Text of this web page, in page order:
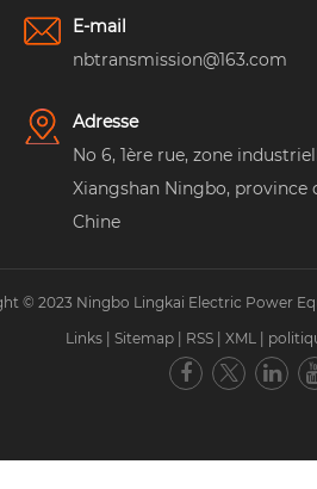
E-mail
nbtransmission@163.com
Adresse
No 6, 1ère rue, zone
Xiangshan Ningbo, province
Chine
© 2023 Ningbo Lingkai Electric Power
Links
Sitemap RSS XML